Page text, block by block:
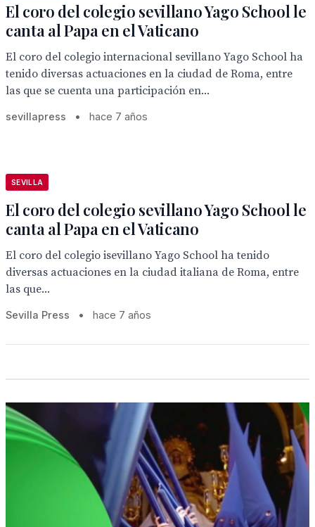
El coro del colegio sevillano Yago School le
canta al Papa en el Vaticano
El coro del colegio internacional sevillano Yago School ha
tenido diversas actuaciones en la ciudad de Roma, entre
las que se cuenta una participación en...
sevillapress • hace 7 años
SEVILLA
El coro del colegio sevillano Yago School le
canta al Papa en el Vaticano
El coro del colegio isevillano Yago School ha tenido
diversas actuaciones en la ciudad italiana de Roma, entre
las que...
Sevilla Press • hace 7 años